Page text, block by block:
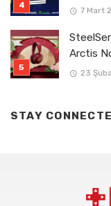
7 Mart
Arctis
23
STAY